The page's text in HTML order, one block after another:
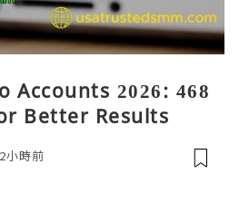
Accounts 2026: 468
Better Results
小時前